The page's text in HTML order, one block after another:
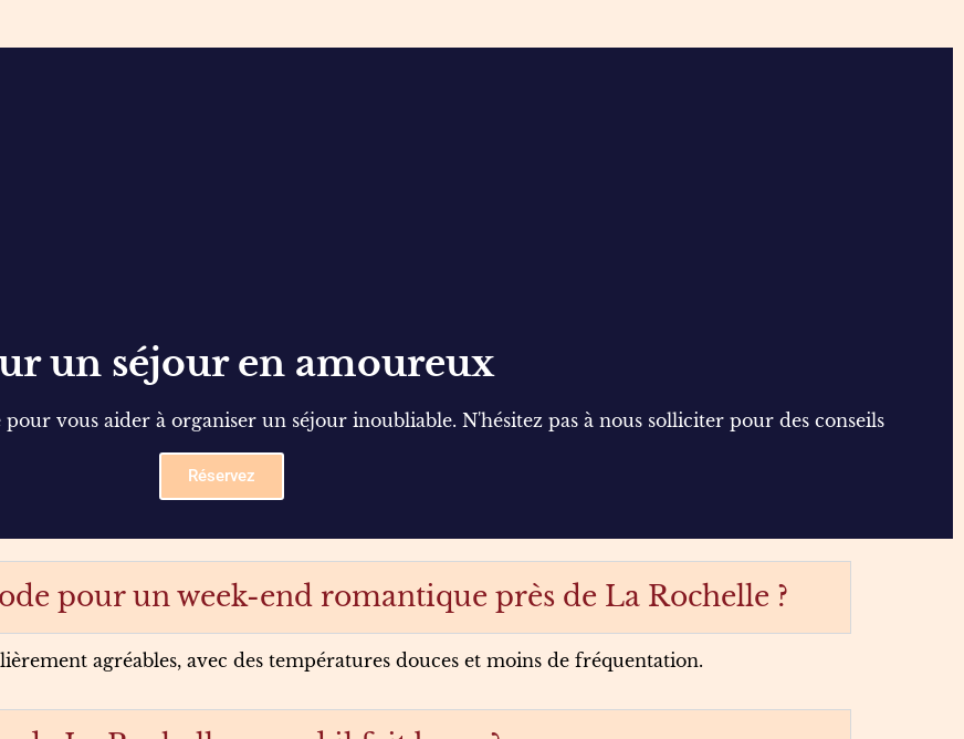
un séjour en amoureux
vous aider à organiser un séjour inoubliable. N'hésitez pas à nous solliciter pour des conseils
Réservez
pour un week-end romantique près de La Rochelle ?
agréables, avec des températures douces et moins de fréquentation.